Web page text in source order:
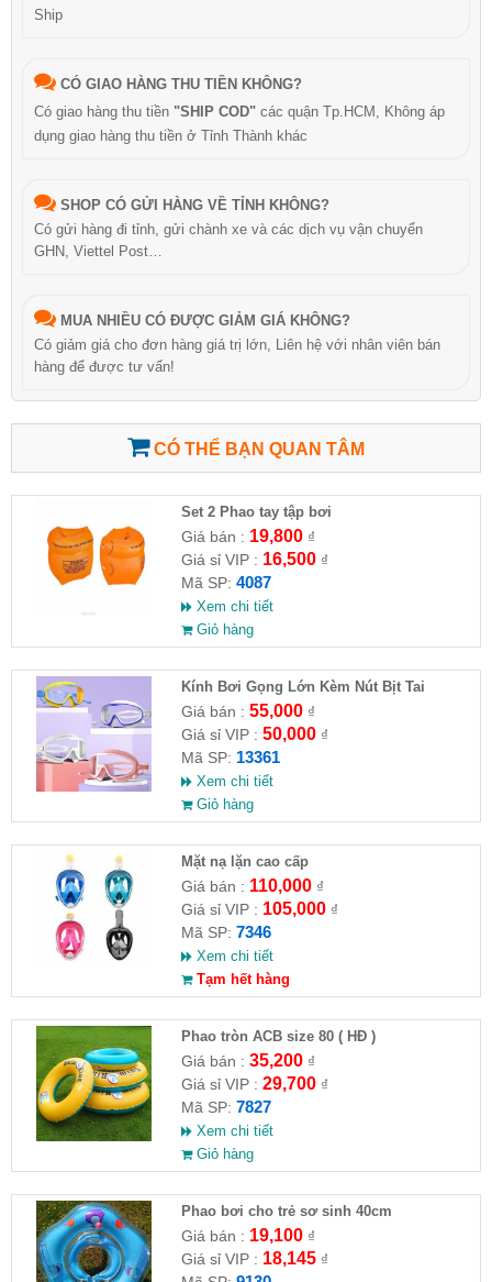
Ship
CÓ GIAO HÀNG THU TIỀN KHÔNG?
Có giao hàng thu tiền "SHIP COD" các quận Tp.HCM, Không áp
dụng giao hàng thu tiền ở Tỉnh Thành khác
SHOP CÓ GỬI HÀNG VỀ TỈNH KHÔNG?
Có gửi hàng đi tỉnh, gửi chành xe và các dịch vụ vận chuyển
GHN, Viettel Post…
MUA NHIỀU CÓ ĐƯỢC GIẢM GIÁ KHÔNG?
Có giảm giá cho đơn hàng giá trị lớn, Liên hệ với nhân viên bán
hàng để được tư vấn!
CÓ THỂ BẠN QUAN TÂM
Set 2 Phao tay tập bơi
Giá bán : 19,800₫
Giá sỉ VIP : 16,500₫
Mã SP: 4087
Xem chi tiết
Giỏ hàng
Kính Bơi Gọng Lớn Kèm Nút Bịt Tai
Giá bán : 55,000₫
Giá sỉ VIP : 50,000₫
Mã SP: 13361
Xem chi tiết
Giỏ hàng
Mặt nạ lặn cao cấp
Giá bán : 110,000₫
Giá sỉ VIP : 105,000₫
Mã SP: 7346
Xem chi tiết
Tạm hết hàng
Phao tròn ACB size 80 ( HĐ )
Giá bán : 35,200₫
Giá sỉ VIP : 29,700₫
Mã SP: 7827
Xem chi tiết
Giỏ hàng
Phao bơi cho trẻ sơ sinh 40cm
Giá bán : 19,100₫
Giá sỉ VIP : 18,145₫